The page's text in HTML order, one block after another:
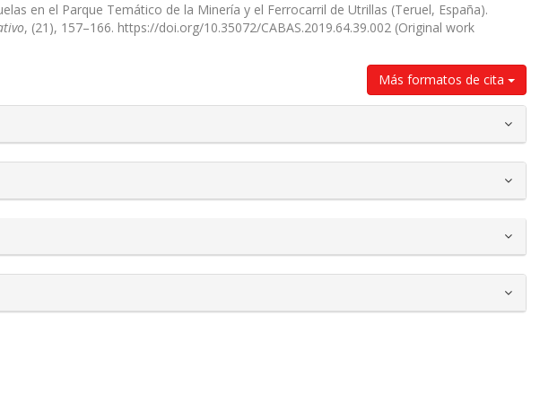
en el Parque Temático de la Minería y el Ferrocarril de Utrillas (Teruel, España).
, (21), 157–166. https://doi.org/10.35072/CABAS.2019.64.39.002 (Original work
Más formatos de cita